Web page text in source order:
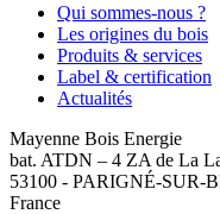
Qui sommes-nous ?
Les origines du bois
Produits & services
Label & certification
Actualités
Mayenne Bois Energie
bat. ATDN – 4 ZA de La
53100 - PARIGNÉ-SUR-
France